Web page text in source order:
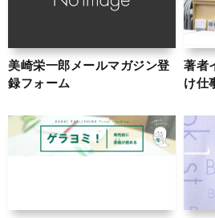
美崎栄一郎メールマガジン登
録フォーム
著者
け仕